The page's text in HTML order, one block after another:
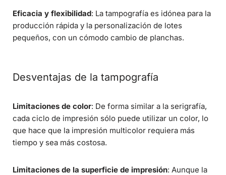
Eficacia y flexibilidad: La tampografía es idónea para la
producción rápida y la personalización de lotes
pequeños, con un cómodo cambio de planchas.
Desventajas de la tampografía
Limitaciones de color: De forma similar a la serigrafía,
cada ciclo de impresión sólo puede utilizar un color, lo
que hace que la impresión multicolor requiera más
tiempo y sea más costosa.
Limitaciones de la superficie de impresión: Aunque la